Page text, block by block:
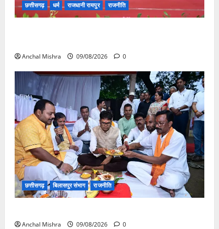
छत्तीसगढ़ धर्म राजधानी रायपुर राजनीति
Anchal Mishra 09/08/2026 0
छत्तीसगढ़ बिलासपुर संभाग राजनीति
Anchal Mishra 09/08/2026 0